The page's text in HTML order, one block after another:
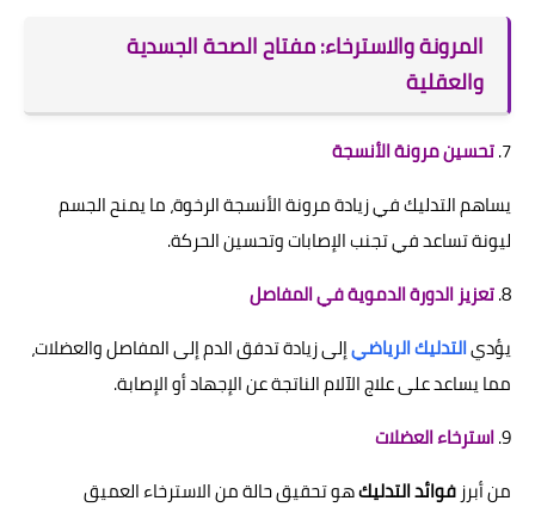
المرونة والاسترخاء: مفتاح الصحة الجسدية
والعقلية
7. تحسين مرونة الأنسجة
يساهم التدليك في زيادة مرونة الأنسجة الرخوة، ما يمنح الجسم
ليونة تساعد في تجنب الإصابات وتحسين الحركة.
8. تعزيز الدورة الدموية في المفاصل
يؤديالتدليك الرياضيإلى زيادة تدفق الدم إلى المفاصل والعضلات،
مما يساعد على علاج الآلام الناتجة عن الإجهاد أو الإصابة.
9. استرخاء العضلات
من أبرزفوائد التدليكهو تحقيق حالة من الاسترخاء العميق